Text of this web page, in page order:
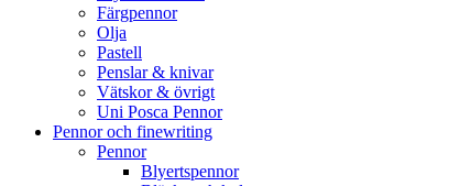
Färgpennor
Olja
Pastell
Penslar & knivar
Vätskor & övrigt
Uni Posca Pennor
Pennor och finewriting
Pennor
Blyertspennor